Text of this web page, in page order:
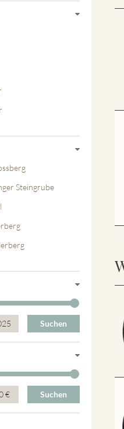
Steingrube
Suchen
€ Suchen